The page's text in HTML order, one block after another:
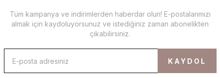
Tüm kampanya ve indirimlerden haberdar olun! E-postalarımızı
almak için kaydoluyorsunuz ve istediğiniz zaman abonelikten
çıkabilirsiniz.
KAYDOL